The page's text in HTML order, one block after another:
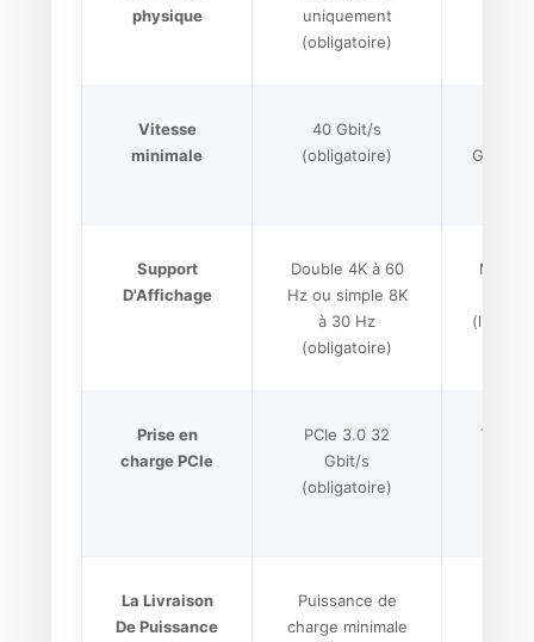
physique
uniquement
(obligatoire)
Vitesse
minimale
40 Gbit/s
(obligatoire)
Gbit/s
Support
D'Affichage
Double 4K à 60
Hz ou simple 8K
à 30 Hz
(obligatoire)
Mode
Prise en
charge PCIe
PCIe 3.0 32
Gbit/s
(obligatoire)
La Livraison
De Puissance
Puissance de
charge minimale